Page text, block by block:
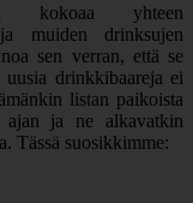
kokoaa yhteen
muiden drinksujen
sen verran, että se
drinkkibaareja ei
listan paikoista
ajan ja ne alkavatkin
Tässä suosikkimme: